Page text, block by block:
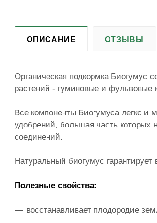
ОПИСАНИЕ ОТЗЫВЫ
Органическая подкормка Биогумус
растений - гуминовые и фульвовые
Все компоненты Биогумуса легко
удобрений, большая часть которых
соединений.
Натуральный биогумус
Полезные свойства:
восстанавливает плодородие